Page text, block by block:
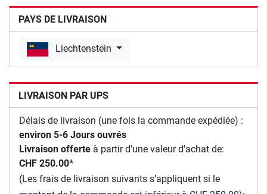
PAYS DE LIVRAISON
Liechtenstein
LIVRAISON PAR UPS
Délais de livraison (une fois la commande expédiée) :
environ 5-6 Jours ouvrés
Livraison offerte à partir d'une valeur d'achat de:
CHF 250.00*
(Les frais de livraison suivants s’appliquent si le